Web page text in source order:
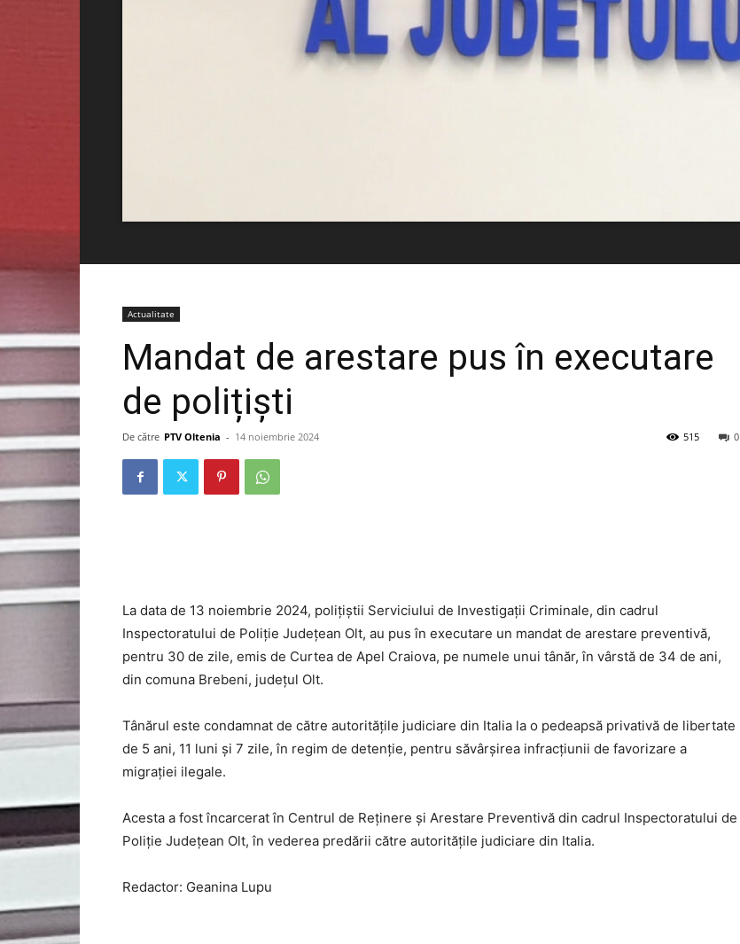
Actualitate
Mandat de arestare pus în executare
de polițiști
De către PTV Oltenia - 14 noiembrie 2024 0
515
La data de 13 noiembrie 2024, polițiștii Serviciului de Investigații Criminale, din cadrul
Inspectoratului de Poliție Județean Olt, au pus în executare un mandat de arestare preventivă,
pentru 30 de zile, emis de Curtea de Apel Craiova, pe numele unui tânăr, în vârstă de 34 de ani,
din comuna Brebeni, județul Olt.
Tânărul este condamnat de către autoritățile judiciare din Italia la o pedeapsă privativă de libertate
de 5 ani, 11 luni și 7 zile, în regim de detenție, pentru săvârșirea infracțiunii de favorizare a
migrației ilegale.
Acesta a fost încarcerat în Centrul de Reținere și Arestare Preventivă din cadrul Inspectoratului de
Poliție Județean Olt, în vederea predării către autoritățile judiciare din Italia.
Redactor: Geanina Lupu